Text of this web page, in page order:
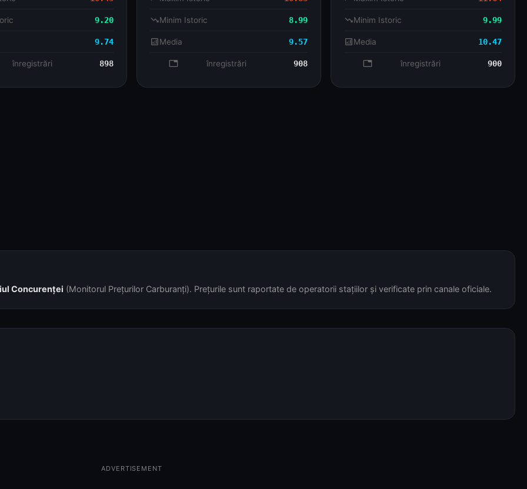
9.20
9.74
înregistrări 898
trending_downMinim Istoric 8.99
analyticsMedia 9.57
database înregistrări 908
trending_downMinim Istoric 9.99
analyticsMedia 10.47
database înregistrări 900
Concurenței (Monitorul Prețurilor Carburanți). Prețurile sunt raportate de operatorii stațiilor și verificate prin canale oficiale.
ADVERTISEMENT